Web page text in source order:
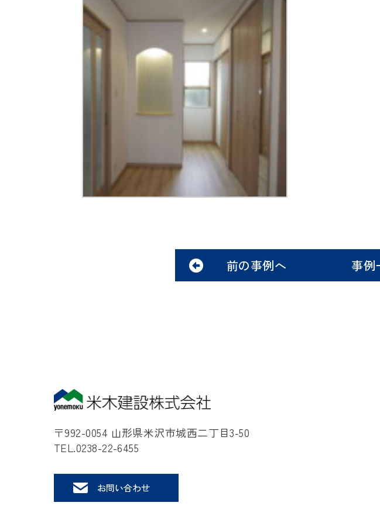
前の事例へ 事例
〒992-0054 山形県米沢市城西二丁目3-50
TEL.0238-22-6455
お問い合わせ